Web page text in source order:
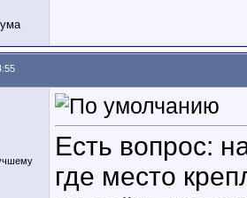
Есть вопрос:
где место